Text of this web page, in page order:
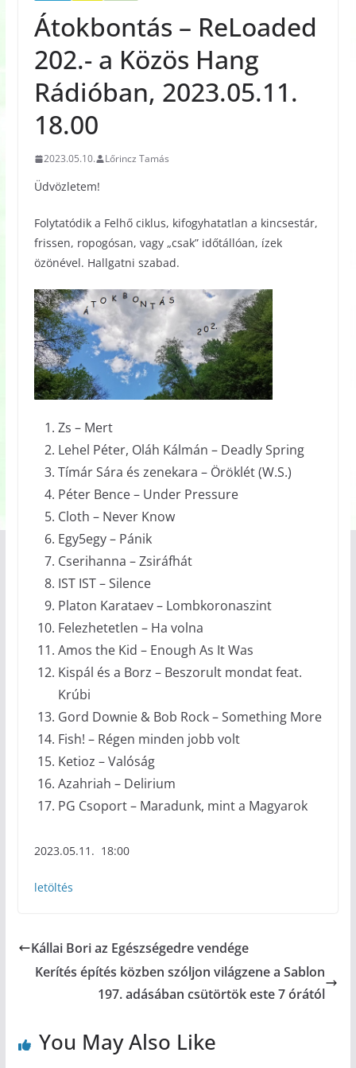
Átokbontás – ReLoaded
202.- a Közös Hang
Rádióban, 2023.05.11.
18.00
2023.05.10. Lőrincz Tamás
Üdvözletem!
Folytatódik a Felhő ciklus, kifogyhatatlan a kincsestár,
frissen, ropogósan, vagy „csak” időtállóan, ízek
özönével. Hallgatni szabad.
Zs – Mert
Lehel Péter, Oláh Kálmán – Deadly Spring
Tímár Sára és zenekara – Öröklét (W.S.)
Péter Bence – Under Pressure
Cloth – Never Know
Egy5egy – Pánik
Cserihanna – Zsiráfhát
IST IST – Silence
Platon Karataev – Lombkoronaszint
Felezhetetlen – Ha volna
Amos the Kid – Enough As It Was
Kispál és a Borz – Beszorult mondat feat.
Krúbi
Gord Downie & Bob Rock – Something More
Fish! – Régen minden jobb volt
Ketioz – Valóság
Azahriah – Delirium
PG Csoport – Maradunk, mint a Magyarok
2023.05.11. 18:00
letöltés
Kállai Bori az Egészségedre vendége
Kerítés építés közben szóljon világzene a Sablon
197. adásában csütörtök este 7 órától
You May Also Like